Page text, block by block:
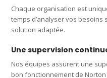
Chaque organisation est
temps d’analyser vos
solution adaptée.
Une supervision
Nos équipes assurent une
bon fonctionnement de